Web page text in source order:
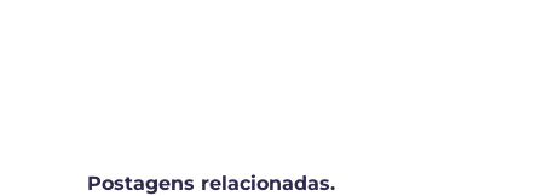
Postagens relacionadas.